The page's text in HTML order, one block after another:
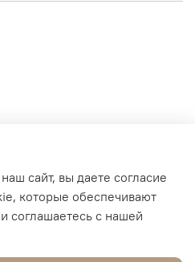
сайт, вы даете согласие
которые обеспечивают
соглашаетесь с нашей